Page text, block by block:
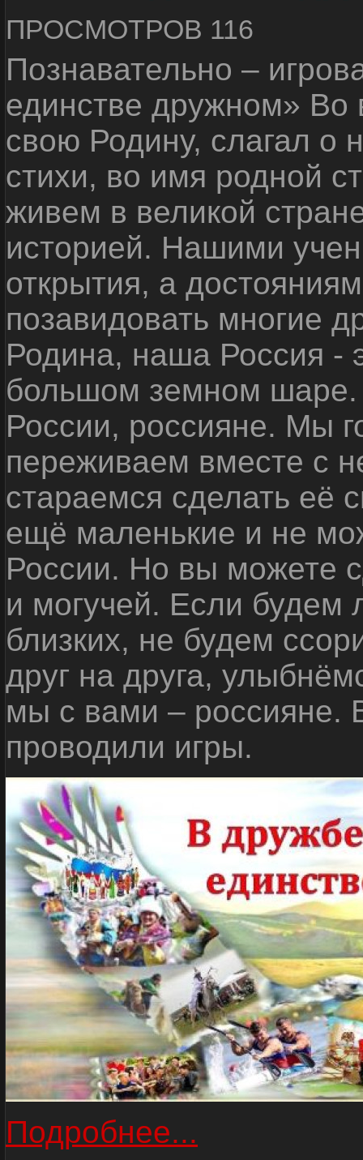
ПРОСМОТРОВ 116
Познавательно –
единстве дружном»
свою Родину, слагал о
стихи, во имя родной
живем в великой
историей. Нашими
открытия, а
позавидовать многие
Родина, наша Россия -
большом земном
России, россияне. Мы
переживаем вместе с
стараемся сделать её
ещё маленькие и не
России. Но вы можете
и могучей. Если будем
близких, не будем
друг на друга,
мы с вами – россияне.
проводили игры.
Подробнее...